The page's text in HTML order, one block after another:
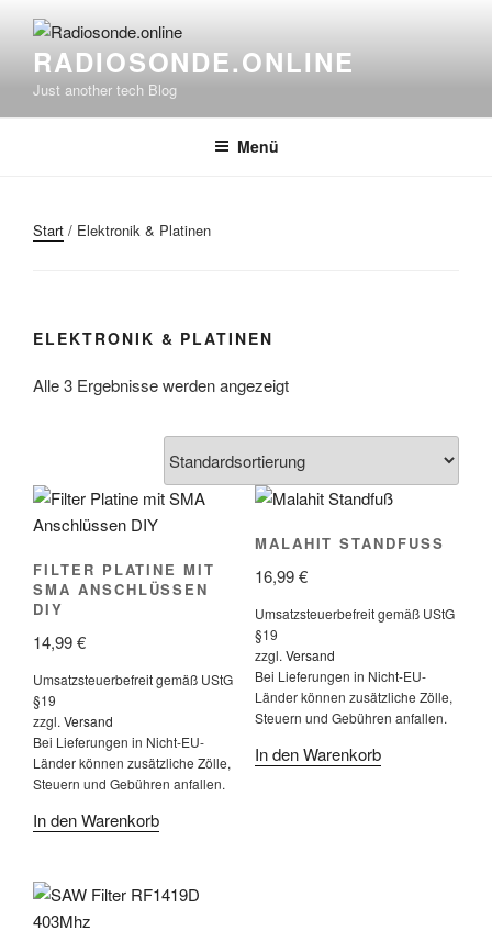
Inhalt
springenRADIOSONDE.ONLINE
Just another tech Blog
Menü
Start / Elektronik & Platinen
ELEKTRONIK & PLATINEN
Alle 3 Ergebnisse werden angezeigt
FILTER PLATINE MIT
SMA ANSCHLÜSSEN
DIY
14,99€
Umsatzsteuerbefreit gemäß UStG
§19
zzgl. Versand
Bei Lieferungen in Nicht-EU-
Länder können zusätzliche Zölle,
Steuern und Gebühren anfallen.
In den Warenkorb
MALAHIT STANDFUSS
16,99€
Umsatzsteuerbefreit gemäß UStG
§19
zzgl. Versand
Bei Lieferungen in Nicht-EU-
Länder können zusätzliche Zölle,
Steuern und Gebühren anfallen.
In den Warenkorb